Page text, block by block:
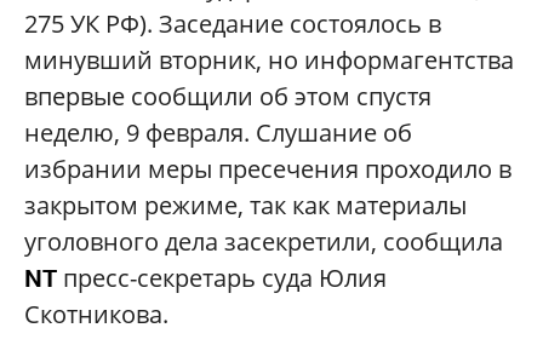
275 УК РФ). Заседание состоялось в
минувший вторник, но информагентства
впервые сообщили об этом спустя
неделю, 9 февраля. Слушание об
избрании меры пресечения проходило в
закрытом режиме, так как материалы
уголовного дела засекретили, сообщила
NT пресс-секретарь суда Юлия
Скотникова.